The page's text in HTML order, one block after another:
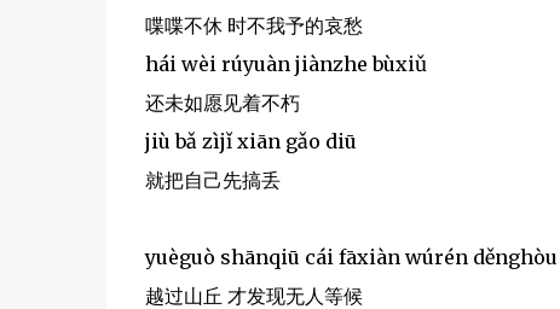
喋喋不休 时不我予的哀愁
hái wèi rúyuàn jiànzhe bùxiǔ
还未如愿见着不朽
jiù bǎ zìjǐ xiān gǎo diū
就把自己先搞丢
yuèguò shānqiū cái fāxiàn wúrén děnghòu
越过山丘 才发现无人等候